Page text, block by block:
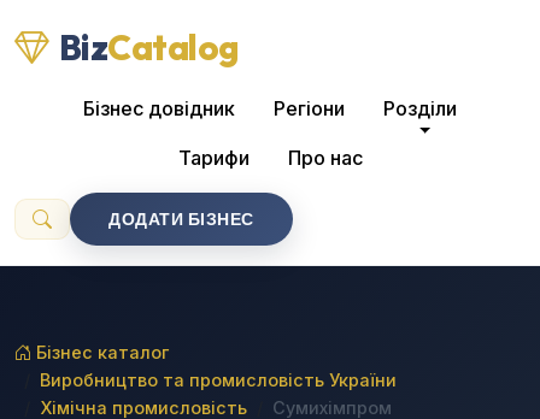
BizCatalog
Бізнес довідник Регіони Розділи
Тарифи Про нас
ДОДАТИ БІЗНЕС
Бізнес каталог
Виробництво та промисловість України
Хімічна промисловість
Сумихімпром